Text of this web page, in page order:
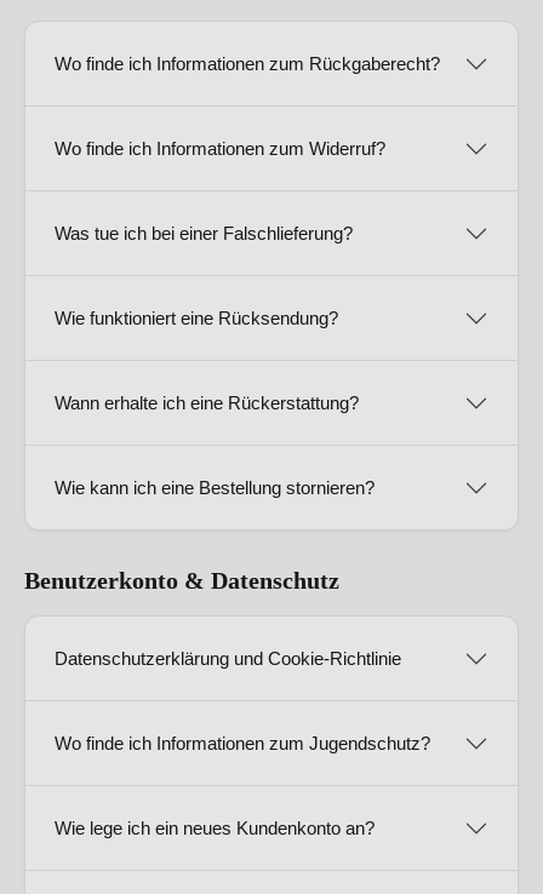
Wo finde ich Informationen zum Rückgaberecht?
Wo finde ich Informationen zum Widerruf?
Was tue ich bei einer Falschlieferung?
Wie funktioniert eine Rücksendung?
Wann erhalte ich eine Rückerstattung?
Wie kann ich eine Bestellung stornieren?
Benutzerkonto & Datenschutz
Datenschutzerklärung und Cookie-Richtlinie
Wo finde ich Informationen zum Jugendschutz?
Wie lege ich ein neues Kundenkonto an?